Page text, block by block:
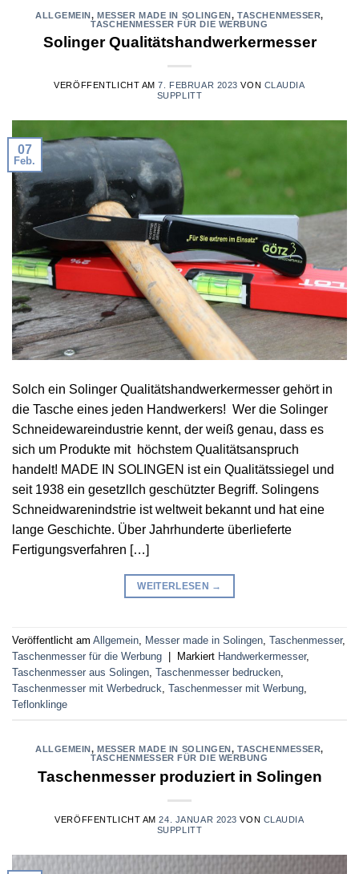
ALLGEMEIN,MESSER MADE IN SOLINGEN,TASCHENMESSER,
TASCHENMESSER FÜR DIE WERBUNG
Solinger Qualitätshandwerkermesser
VERÖFFENTLICHT AM7. FEBRUAR 2023 VON CLAUDIA
SUPPLITT
07
Feb.
Solch ein Solinger Qualitätshandwerkermesser gehört in
die Tasche eines jeden Handwerkers! Wer die Solinger
Schneidewareindustrie kennt, der weiß genau, dass es
sich um Produkte mit höchstem Qualitätsanspruch
handelt! MADE IN SOLINGEN ist ein Qualitätssiegel und
seit 1938 ein gesetzllch geschützter Begriff. Solingens
Schneidwarenindstrie ist weltweit bekannt und hat eine
lange Geschichte. Über Jahrhunderte überlieferte
Fertigungsverfahren […]
WEITERLESEN →
Veröffentlicht am Allgemein, Messer made in Solingen, Taschenmesser,
Taschenmesser für die Werbung
Markiert Handwerkermesser,
Taschenmesser aus Solingen, Taschenmesser bedrucken,
Taschenmesser mit Werbedruck, Taschenmesser mit Werbung,
Teflonklinge
ALLGEMEIN,MESSER MADE IN SOLINGEN,TASCHENMESSER,
TASCHENMESSER FÜR DIE WERBUNG
Taschenmesser produziert in Solingen
VERÖFFENTLICHT AM24. JANUAR 2023 VON CLAUDIA
SUPPLITT